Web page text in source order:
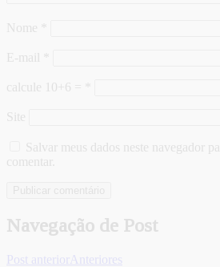
Nome
E-mail
calcule 10+6 =
Site
Salvar meus dados neste navegador
comentar.
Navegação de Post
Post anterior Anteriores